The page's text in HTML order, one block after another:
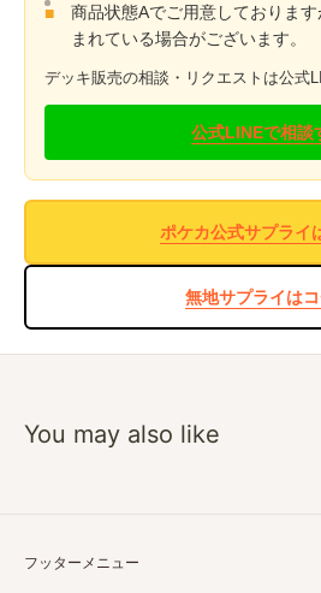
商品状態Aでご用意しておりま
まれている場合がございます。
デッキ販売の相談・リクエストは公式
公式LINEで相談
ポケカ公式サプライ
無地サプライは
You may also like
フッターメニュー